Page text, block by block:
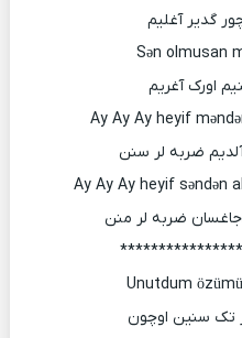
گدیر آغلیم
Sən olmusan
اورک آغریم
Ay Ay Ay heyif
ضربه لر سنن
Ay Ay Ay heyif səndən
ضربه لر منن
Unutdum
تک سنین اوچون